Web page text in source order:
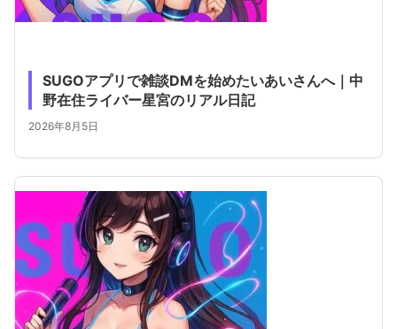
SUGOアプリで雑談DMを始めたいあいさんへ｜中
野在住ライバー星宮のリアル日記
2026年8月5日